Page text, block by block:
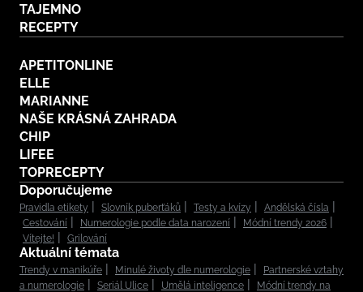
TAJEMNO
RECEPTY
APETITONLINE
ELLE
MARIANNE
NAŠE KRÁSNÁ ZAHRADA
CHIP
LIFEE
TOPRECEPTY
Doporučujeme
Pravidla etikety Slovník puberťáků Testy a kvízy
Andělská čísla
Cestování
Numerologie podle data narození
Módní trendy 2026
Vítejte!
Grilování
Aktuální témata
Trendy v manikúře Minulé životy dle numerologie
Partnerské vztahy
a numerologie
Seriál Ulice Umělá inteligence
Módní trendy na